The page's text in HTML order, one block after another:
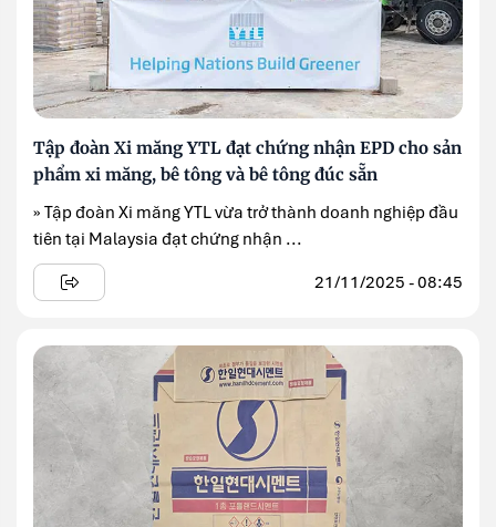
Tập đoàn Xi măng YTL đạt chứng nhận EPD cho sản
phẩm xi măng, bê tông và bê tông đúc sẵn
» Tập đoàn Xi măng YTL vừa trở thành doanh nghiệp đầu
tiên tại Malaysia đạt chứng nhận ...
21/11/2025 - 08:45